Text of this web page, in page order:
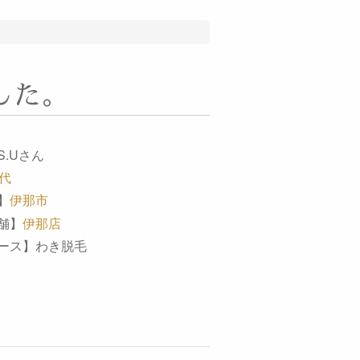
。
さん
伊那市
伊那店
ス】わき脱毛